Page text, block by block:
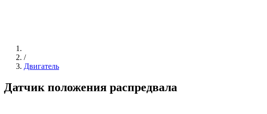
/
Двигатель
Датчик положения распредвала